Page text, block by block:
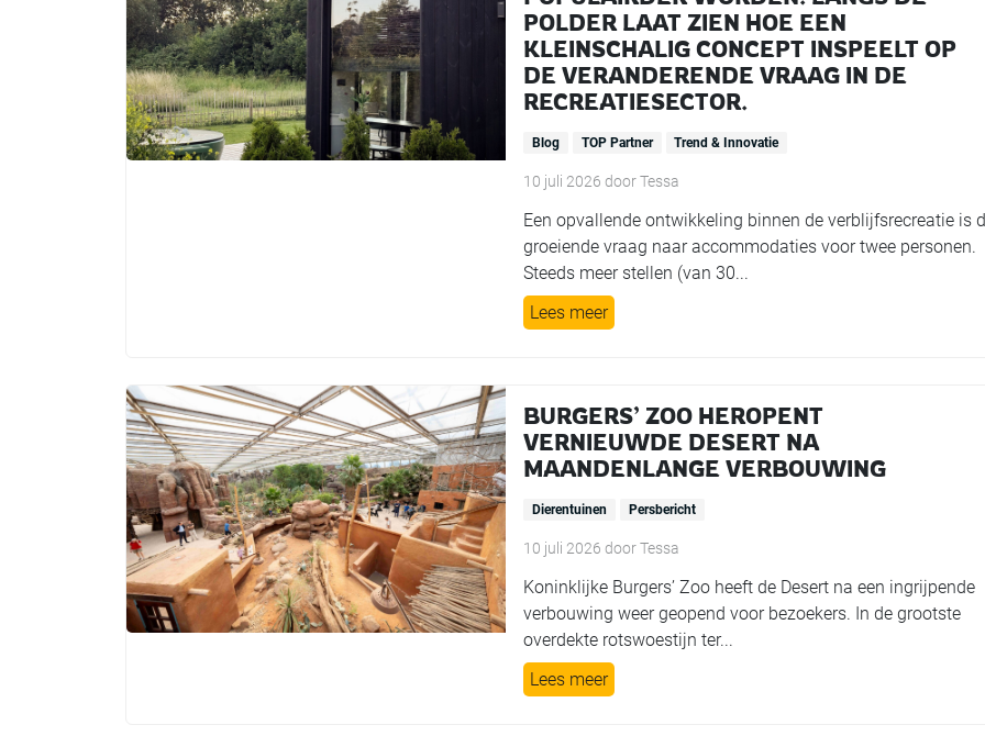
POLDER LAAT ZIEN HOE EEN
KLEINSCHALIG CONCEPT INSPEELT OP
DE VERANDERENDE VRAAG IN DE
RECREATIESECTOR.
Blog TOP Partner Trend & Innovatie
10 juli 2026 doorTessa
Een opvallende ontwikkeling binnen de verblijfsrecreatie is
groeiende vraag naar accommodaties voor twee personen.
Steeds meer stellen (van 30...
Lees meer
BURGERS’ ZOO HEROPENT
VERNIEUWDE DESERT NA
MAANDENLANGE VERBOUWING
Dierentuinen Persbericht
10 juli 2026 doorTessa
Koninklijke Burgers’ Zoo heeft de Desert na een ingrijpende
verbouwing weer geopend voor bezoekers. In de grootste
overdekte rotswoestijn ter...
Lees meer